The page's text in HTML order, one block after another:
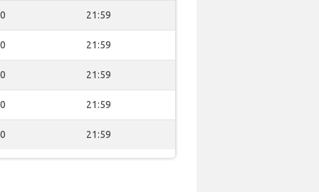
21:59
21:59
21:59
21:59
21:59